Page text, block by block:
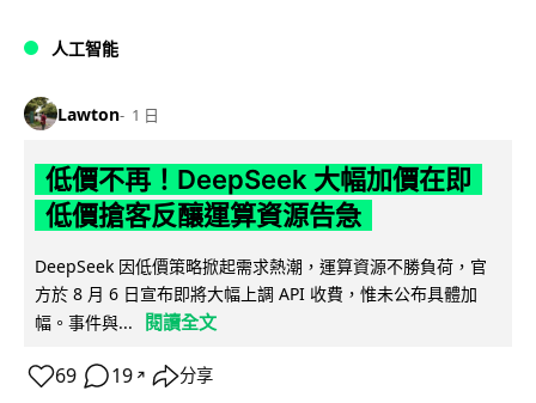
人工智能
Lawton 1 日
低價不再！DeepSeek 大幅加價在即
低價搶客反釀運算資源告急
DeepSeek 因低價策略掀起需求熱潮，運算資源不勝負荷，官
方於 8 月 6 日宣布即將大幅上調 API 收費，惟未公布具體加
幅。事件與...
閱讀全文
69 19 ↗ 分享